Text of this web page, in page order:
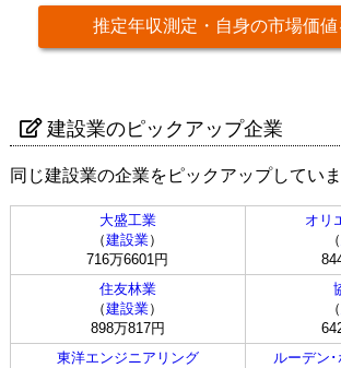
推定年収測定・自身の市場価値
建設業のピックアップ企業
同じ建設業の企業をピックアップしていま
大盛工業
（建設業）
716万6601円
オリ
（
住友林業
（建設業）
898万817円
（
東洋エンジニアリング
ルーデン